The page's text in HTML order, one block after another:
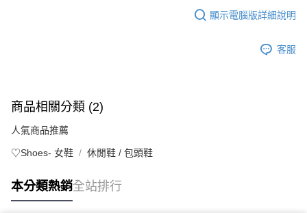
顯示電腦版詳細說明
客服
商品相關分類 (2)
人氣商品推薦
♡Shoes- 女鞋 休閒鞋 / 包頭鞋
本分類熱銷全站排行